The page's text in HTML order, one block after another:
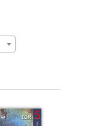
są w
pierwszego
do usługi